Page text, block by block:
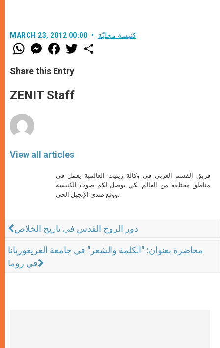
MARCH 23, 2012 00:00 كنيسة محليّة
W
h
t
s
p
p
M
e
s
e
g
e
F
a
e
b
o
k
w
Share this Entry
ZENIT Staff
View all articles
فريق القسم العربي في وكالة زينيت العالمية يعمل في
مناطق مختلفة من العالم لكي يوصل لكم صوت الكنيسة
ووقع صدى الإنجيل الحي.
دور الروح القدس في تاريخ الخلاص
محاضرة بعنوان: "الكلمة والشعر" في جامعة الغريغوريانا
في روما